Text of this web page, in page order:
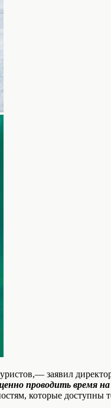
заявил
проводить время на
которые доступны